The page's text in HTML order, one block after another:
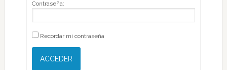
Contraseña:
Recordar mi contraseña
ACCEDER